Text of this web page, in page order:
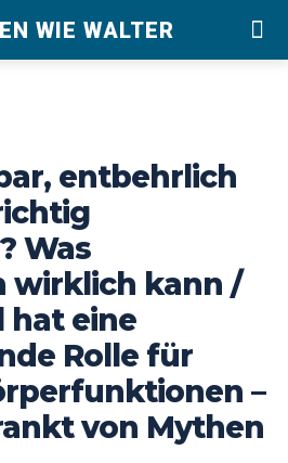
WIE WALTER
entbehrlich
Was
wirklich kann /
hat eine
Rolle für
–
von Mythen